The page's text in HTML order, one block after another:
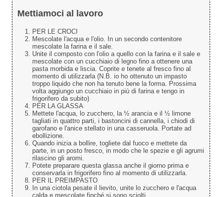
Mettiamoci al lavoro
PER LE CROCI
Mescolate l'acqua e l'olio. In un secondo contenitore
mescolate la farina e il sale.
Unite il composto con l'olio a quello con la farina e il sale e
mescolate con un cucchiaio di legno fino a ottenere una
pasta morbida e liscia. Coprite e tenete al fresco fino al
momento di utilizzarla (N.B. io ho ottenuto un impasto
troppo liquido che non ha tenuto bene la forma. Prossima
volta aggiungo un cucchiaio in più di farina e tengo in
frigorifero da subito)
PER LA GLASSA
Mettete l'acqua, lo zucchero, la ½ arancia e il ½ limone
tagliati in quattro parti, i bastoncini di cannella, i chiodi di
garofano e l'anice stellato in una casseruola. Portate ad
ebollizione.
Quando inizia a bollire, togliete dal fuoco e mettete da
parte, in un posto fresco, in modo che le spezie e gli agrumi
rilascino gli aromi.
Potete preparare questa glassa anche il giorno prima e
conservarla in frigorifero fino al momento di utilizzarla.
PER IL PREIMPASTO
In una ciotola pesate il lievito, unite lo zucchero e l'acqua
calda e mescolate finché si sono sciolti